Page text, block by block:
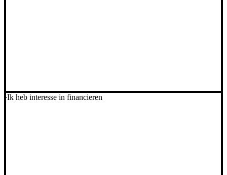
Ik heb interesse in financieren